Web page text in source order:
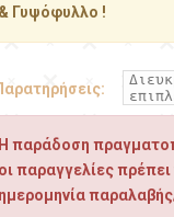
& Γυψόφυλλο !
Η παράδοση
οι παραγγελίες
ημερομηνία